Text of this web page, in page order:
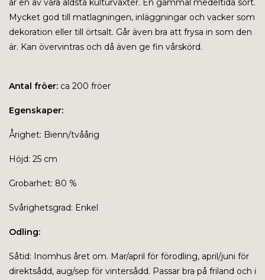
är en av våra äldsta kulturväxter. En gammal medeltida sort.
Mycket god till matlagningen, inläggningar och vacker som
dekoration eller till örtsalt. Går även bra att frysa in som den
är. Kan övervintras och då även ge fin vårskörd.
Antal fröer: ca 200 fröer
Egenskaper:
Årighet: Bienn/tvåårig
Höjd: 25 cm
Grobarhet: 80 %
Svårighetsgrad: Enkel
Odling:
Såtid: Inomhus året om. Mar/april för förodling, april/juni för
direktsådd, aug/sep för vintersådd. Passar bra på friland och i